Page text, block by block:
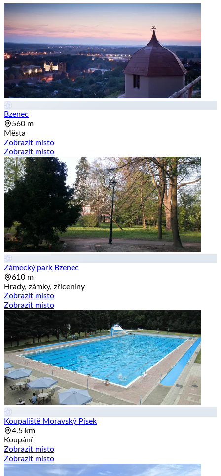
Bzenec
560 m
Města
Zobrazit místo
Zobrazit místo
Zámecký park Bzenec
610 m
Hrady, zámky, zříceniny
Zobrazit místo
Zobrazit místo
Koupaliště Moravský Písek
4.5 km
Koupání
Zobrazit místo
Zobrazit místo